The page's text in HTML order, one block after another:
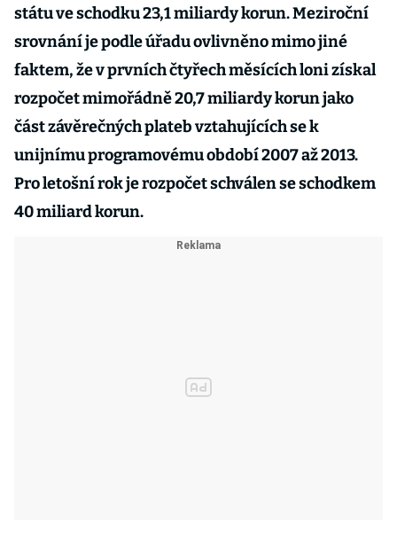
státu ve schodku 23,1 miliardy korun. Meziroční
srovnání je podle úřadu ovlivněno mimo jiné
faktem, že v prvních čtyřech měsících loni získal
rozpočet mimořádně 20,7 miliardy korun jako
část závěrečných plateb vztahujících se k
unijnímu programovému období 2007 až 2013.
Pro letošní rok je rozpočet schválen se schodkem
40 miliard korun.